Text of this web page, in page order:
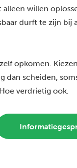
alleen willen
durft te zijn bij
opkomen.
dan scheiden,
verdrietig ook.